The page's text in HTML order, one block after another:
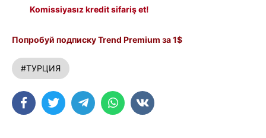
Komissiyasız kredit sifariş et!
Попробуй подписку Trend Premium за 1$
#ТУРЦИЯ